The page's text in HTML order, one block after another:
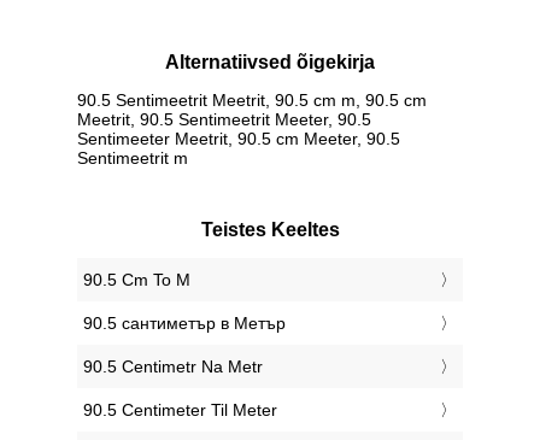
Alternatiivsed õigekirja
90.5 Sentimeetrit Meetrit, 90.5 cm m, 90.5 cm
Meetrit, 90.5 Sentimeetrit Meeter, 90.5
Sentimeeter Meetrit, 90.5 cm Meeter, 90.5
Sentimeetrit m
Teistes Keeltes
‎90.5 Cm To M
‎90.5 сантиметър в Метър
‎90.5 Centimetr Na Metr
‎90.5 Centimeter Til Meter